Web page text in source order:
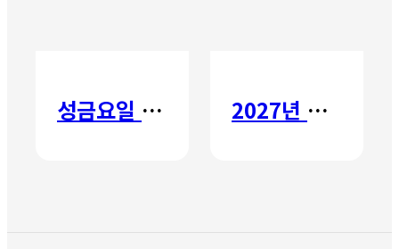
성금요일 칸타타 2027년 갈보리 어학원 유치부 신입생 모집